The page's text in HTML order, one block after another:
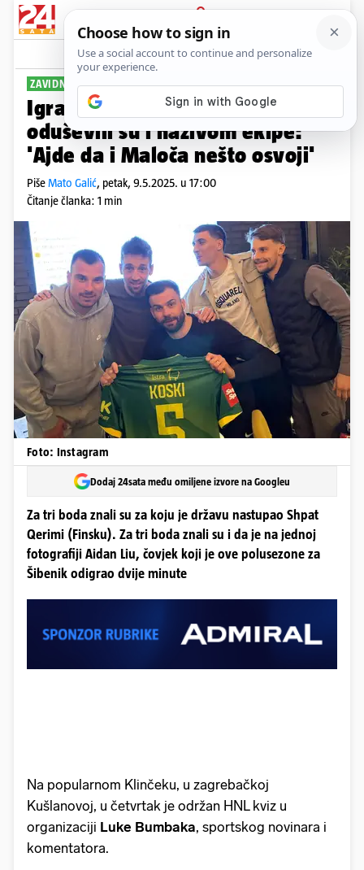
PRIJAVA
Sport Komentari
ZAVIDNO ZNANJE
Igrači Gorice osvojili HNL kviz, a
oduševili su i nazivom ekipe:
'Ajde da i Maloča nešto osvoji'
PišeMato Galić, petak, 9.5.2025. u 17:00
Čitanje članka: 1 min
Foto: Instagram
Dodaj 24sata među omiljene izvore na Googleu
Za tri boda znali su za koju je državu nastupao Shpat
Qerimi (Finsku). Za tri boda znali su i da je na jednoj
fotografiji Aidan Liu, čovjek koji je ove polusezone za
Šibenik odigrao dvije minute
Na popularnom Klinčeku, u zagrebačkoj
Kušlanovoj, u četvrtak je održan HNL kviz u
organizaciji Luke Bumbaka, sportskog novinara i
komentatora.